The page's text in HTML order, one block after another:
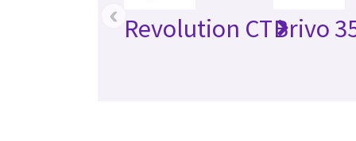
Revolution CTBrivo
‹